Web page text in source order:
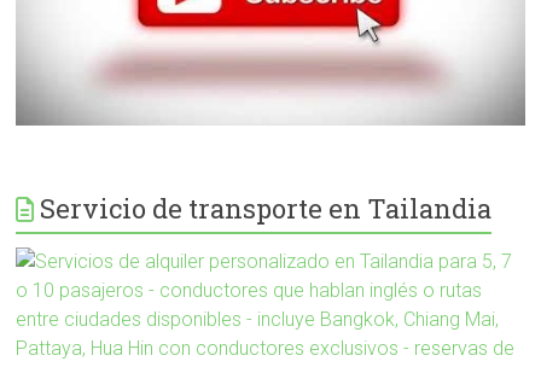
Servicio de transporte en Tailandia